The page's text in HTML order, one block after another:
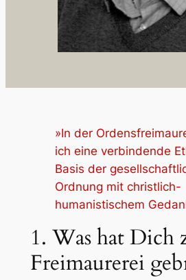
»In der
ich eine verbindende
Basis der
Ordnung mit christlich-
humanistischem
1. Was hat Dich
Freimaurerei